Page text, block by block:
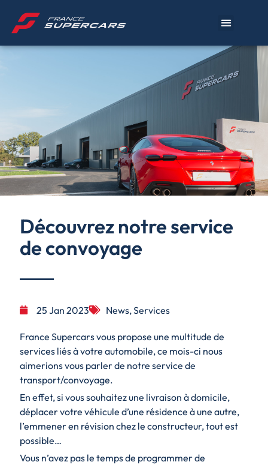
Découvrez notre service
de convoyage
25 Jan 2023 News,Services
France Supercars vous propose une multitude de
services liés à votre automobile, ce mois-ci nous
aimerions vous parler de notre service de
transport/convoyage.
En effet, si vous souhaitez une livraison à domicile,
déplacer votre véhicule d’une résidence à une autre,
l’emmener en révision chez le constructeur, tout est
possible…
Vous n’avez pas le temps de programmer de